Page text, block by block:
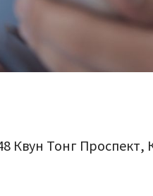
Квун Тонг Проспект,